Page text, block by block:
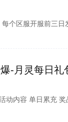
个区服开服前三
：第一天充值400
-月灵每日礼
动内容 单日累充
计充值活动，仅当